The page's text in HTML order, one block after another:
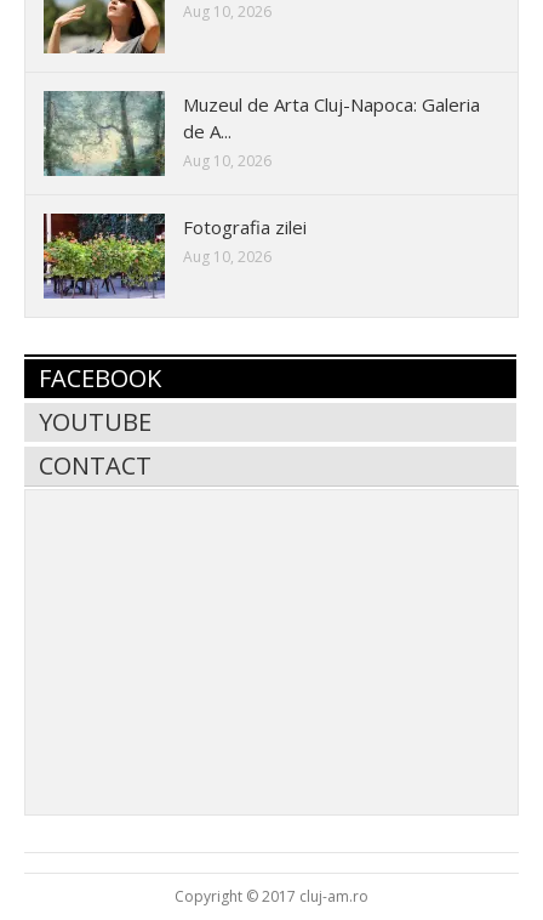
Aug 10, 2026
Muzeul de Arta Cluj-Napoca: Galeria
de A...
Aug 10, 2026
Fotografia zilei
Aug 10, 2026
FACEBOOK
YOUTUBE
CONTACT
Copyright © 2017 cluj-am.ro